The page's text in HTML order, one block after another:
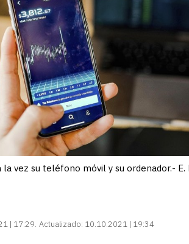
la vez su teléfono móvil y su ordenador.- E.
| 17:29 Actualizado: 10.10.2021 | 19:34